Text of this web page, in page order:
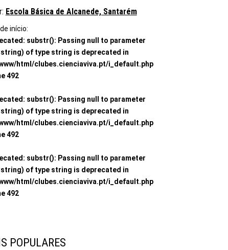
Escola Básica de Alcanede, Santarém
início:
: substr(): Passing null to parameter
of type string is deprecated in
html/clubes.cienciaviva.pt/i_default.php
492
: substr(): Passing null to parameter
of type string is deprecated in
html/clubes.cienciaviva.pt/i_default.php
492
: substr(): Passing null to parameter
of type string is deprecated in
html/clubes.cienciaviva.pt/i_default.php
492
POPULARES